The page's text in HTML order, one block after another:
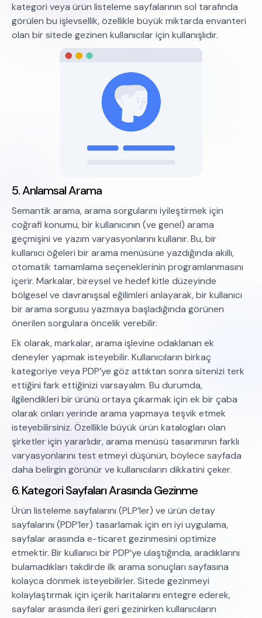
kategori veya ürün listeleme sayfalarının sol tarafında
görülen bu işlevsellik, özellikle büyük miktarda envanteri
olan bir sitede gezinen kullanıcılar için kullanışlıdır.
5. Anlamsal Arama
Semantik arama, arama sorgularını iyileştirmek için
coğrafi konumu, bir kullanıcının (ve genel) arama
geçmişini ve yazım varyasyonlarını kullanır. Bu, bir
kullanıcı öğeleri bir arama menüsüne yazdığında akıllı,
otomatik tamamlama seçeneklerinin programlanmasını
içerir. Markalar, bireysel ve hedef kitle düzeyinde
bölgesel ve davranışsal eğilimleri anlayarak, bir kullanıcı
bir arama sorgusu yazmaya başladığında görünen
önerilen sorgulara öncelik verebilir.
Ek olarak, markalar, arama işlevine odaklanan ek
deneyler yapmak isteyebilir. Kullanıcıların birkaç
kategoriye veya PDP’ye göz attıktan sonra sitenizi terk
ettiğini fark ettiğinizi varsayalım. Bu durumda,
ilgilendikleri bir ürünü ortaya çıkarmak için ek bir çaba
olarak onları yerinde arama yapmaya teşvik etmek
isteyebilirsiniz. Özellikle büyük ürün katalogları olan
şirketler için yararlıdır, arama menüsü tasarımının farklı
varyasyonlarını test etmeyi düşünün, böylece sayfada
daha belirgin görünür ve kullanıcıların dikkatini çeker.
6. Kategori Sayfaları Arasında Gezinme
Ürün listeleme sayfalarını (PLP’ler) ve ürün detay
sayfalarını (PDP’ler) tasarlamak için en iyi uygulama,
sayfalar arasında e-ticaret gezinmesini optimize
etmektir. Bir kullanıcı bir PDP’ye ulaştığında, aradıklarını
bulamadıkları takdirde ilk arama sonuçları sayfasına
kolayca dönmek isteyebilirler. Sitede gezinmeyi
kolaylaştırmak için içerik haritalarını entegre ederek,
sayfalar arasında ileri geri gezinirken kullanıcıların